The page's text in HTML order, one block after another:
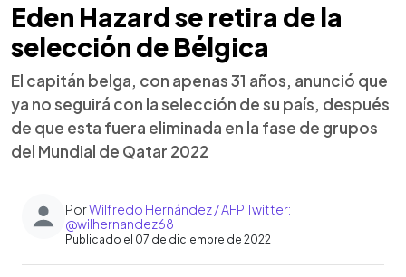
Eden Hazard se retira de la
selección de Bélgica
El capitán belga, con apenas 31 años, anunció que
ya no seguirá con la selección de su país, después
de que esta fuera eliminada en la fase de grupos
del Mundial de Qatar 2022
PorWilfredo Hernández / AFP Twitter:
@wilhernandez68
Publicado el 07 de diciembre de 2022